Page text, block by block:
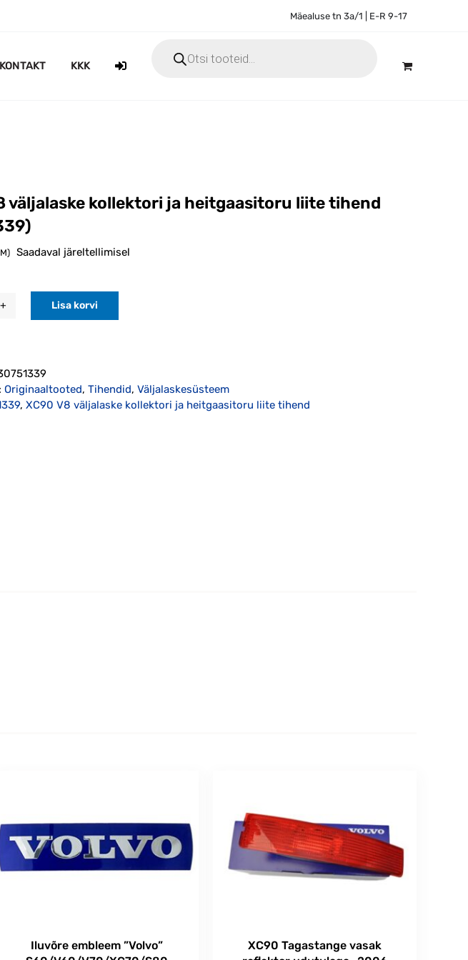
Mäealuse tn 3a/1 | E-R 9-17
KONTAKT KKK
search
väljalaske kollektori ja heitgaasitoru liite tihend
Saadaval järeltellimisel
Lisa korvi
Originaaltooted, Tihendid, Väljalaskesüsteem
, XC90 V8 väljalaske kollektori ja heitgaasitoru liite tihend
Iluvõre embleem ”Volvo”
XC90 Tagastange vasak